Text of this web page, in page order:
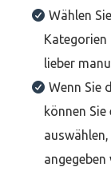
Wählen
Kategorien
lieber
Wenn Sie
können Sie
angegeben